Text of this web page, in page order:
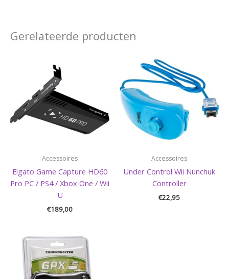
Gerelateerde producten
Accessoires
Elgato Game Capture HD60
Pro PC / PS4 / Xbox One / Wii
U
€189,00
Accessoires
Under Control Wii Nunchuk
Controller
€22,95